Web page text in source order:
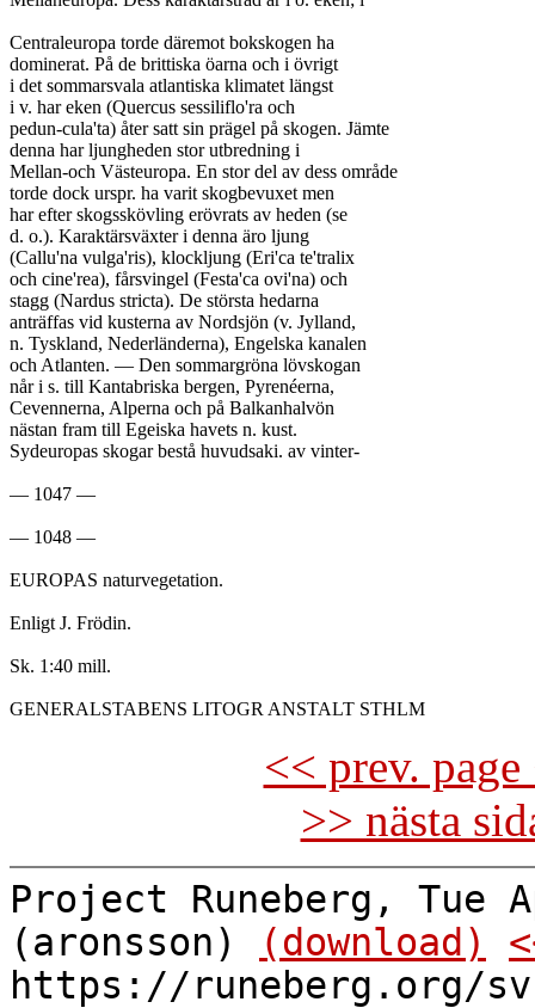
Centraleuropa torde däremot bokskogen ha
dominerat. På de brittiska öarna och i övrigt
i det sommarsvala atlantiska klimatet längst
i v. har eken (Quercus sessiliflo'ra och
pedun-cula'ta) åter satt sin prägel på skogen. Jämte
denna har ljungheden stor utbredning i
Mellan-och Västeuropa. En stor del av dess område
torde dock urspr. ha varit skogbevuxet men
har efter skogsskövling erövrats av heden (se
d. o.). Karaktärsväxter i denna äro ljung
(Callu'na vulga'ris), klockljung (Eri'ca te'tralix
och cine'rea), fårsvingel (Festa'ca ovi'na) och
stagg (Nardus stricta). De största hedarna
anträffas vid kusterna av Nordsjön (v. Jylland,
n. Tyskland, Nederländerna), Engelska kanalen
och Atlanten. — Den sommargröna lövskogan
når i s. till Kantabriska bergen, Pyrenéerna,
Cevennerna, Alperna och på Balkanhalvön
nästan fram till Egeiska havets n. kust.
Sydeuropas skogar bestå huvudsaki. av vinter-
— 1047 —
— 1048 —
EUROPAS naturvegetation.
Enligt J. Frödin.
Sk. 1:40 mill.
<< prev.
>> nästa
Project Runeberg, Tue
(aronsson)
(download)
https://runeberg.org/